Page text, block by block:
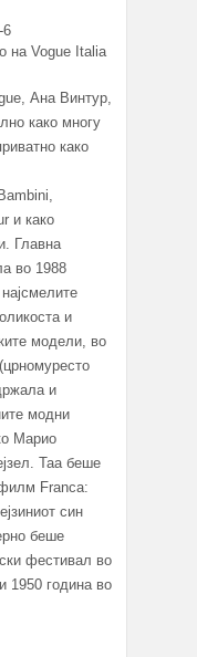
на Vogue Italia
Ана Винтур,
како многу
како
и како
Главна
во 1988
и
модели, во
и
модни
Марио
Таа беше
Franca:
син
беше
фестивал во
1950 година во